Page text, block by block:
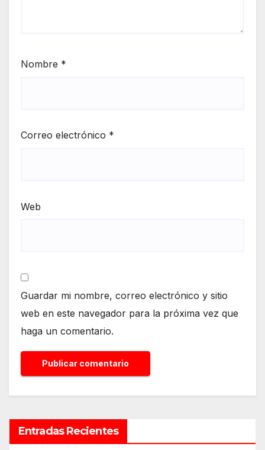
Nombre *
Correo electrónico *
Web
Guardar mi nombre, correo electrónico y sitio
web en este navegador para la próxima vez que
haga un comentario.
Entradas Recientes